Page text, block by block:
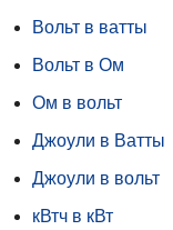
Вольт в ватты
Вольт в Ом
Ом в вольт
Джоули в Ватты
Джоули в вольт
кВтч в кВт